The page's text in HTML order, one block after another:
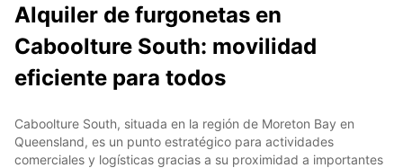
Alquiler de furgonetas en
Caboolture South: movilidad
eficiente para todos
Caboolture South, situada en la región de Moreton Bay en
Queensland, es un punto estratégico para actividades
comerciales y logísticas gracias a su proximidad a importantes